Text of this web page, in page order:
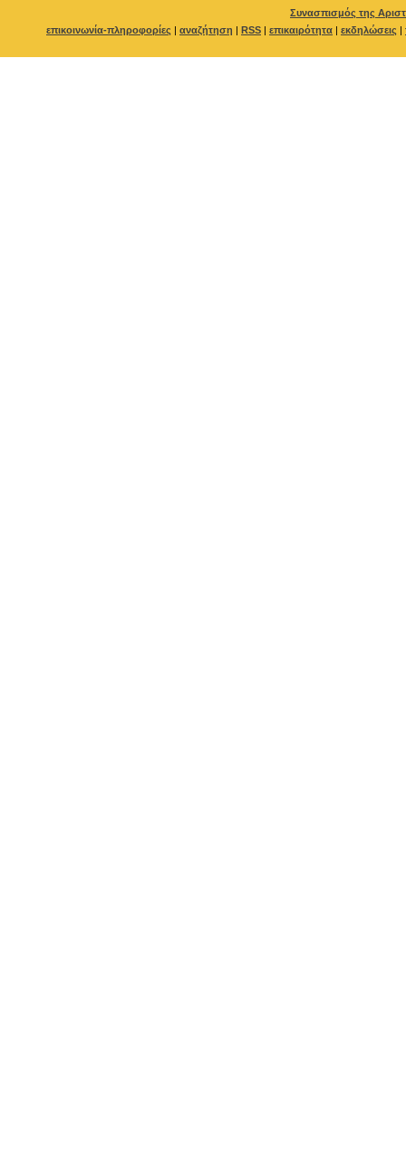
Συνασπισμός της
επικοινωνία-πληροφορίες | αναζήτηση | RSS | επικαιρότητα | εκδηλώσεις |